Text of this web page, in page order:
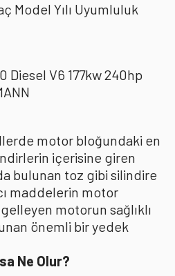
Model Yılı Uyumluluk
Diesel V6 177kw 240hp
motor bloğundaki en
içerisine giren
bulunan toz gibi silindire
maddelerin motor
motorun sağlıklı
önemli bir yedek
Ne Olur?